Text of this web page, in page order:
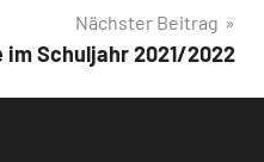
Nächster Beitrag
im Schuljahr 2021/2022